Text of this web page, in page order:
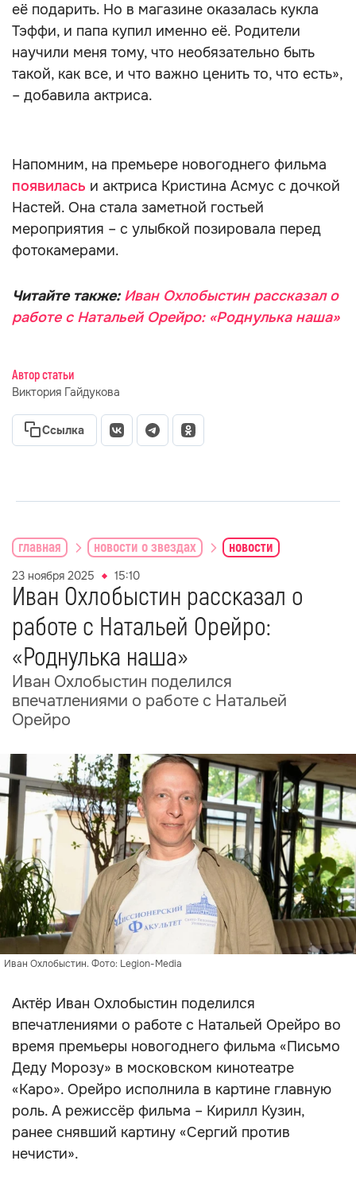
её подарить. Но в магазине оказалась кукла
Тэффи, и папа купил именно её. Родители
научили меня тому, что необязательно быть
такой, как все, и что важно ценить то, что есть»,
– добавила актриса.
Напомним, на премьере новогоднего фильма
появилась и актриса Кристина Асмус с дочкой
Настей. Она стала заметной гостьей
мероприятия – с улыбкой позировала перед
фотокамерами.
Читайте также: Иван Охлобыстин рассказал о
работе с Натальей Орейро: «Роднулька наша»
Автор статьи
Виктория Гайдукова
Ссылка
главная новости о звездах новости
23 ноября 2025 15:10
Иван Охлобыстин рассказал о
работе с Натальей Орейро:
«Роднулька наша»
Иван Охлобыстин поделился
впечатлениями о работе с Натальей
Орейро
Иван Охлобыстин. Фото: Legion-Media
Актёр Иван Охлобыстин поделился
впечатлениями о работе с Натальей Орейро во
время премьеры новогоднего фильма «Письмо
Деду Морозу» в московском кинотеатре
«Каро». Орейро исполнила в картине главную
роль. А режиссёр фильма – Кирилл Кузин,
ранее снявший картину «Сергий против
нечисти».